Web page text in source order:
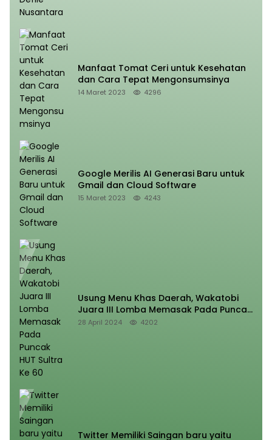
Manfaat Tomat Ceri untuk Kesehatan
dan Cara Tepat Mengonsumsinya
14 Maret 2023 4296
Google Merilis AI Generasi Baru untuk
Gmail dan Cloud Software
15 Maret 2023 4243
Usung Menu Khas Daerah, Wakatobi
Juara III Lomba Memasak Pada Puncak
HUT Sultra Ke 60
28 April 2024 4202
Twitter Memiliki Saingan baru yaitu